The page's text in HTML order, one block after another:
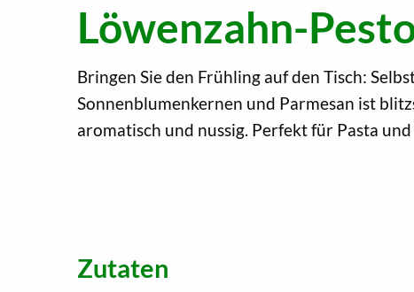
Löwenzahn-
Bringen Sie den Frühling auf den Tisch:
Sonnenblumenkernen und Parmesan ist
aromatisch und nussig. Perfekt für Pasta und
Zutaten